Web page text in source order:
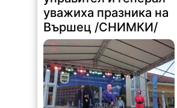
уважиха празника на
Вършец /СНИМКИ/